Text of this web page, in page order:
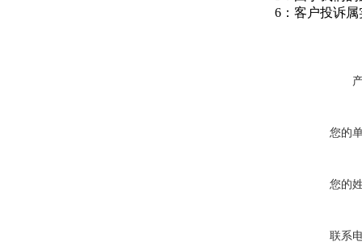
6：客户投诉
您的
您的
联系